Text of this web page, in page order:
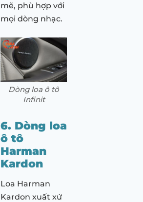
mẽ, phù hợp với
mọi dòng nhạc.
Dòng loa ô tô
Infinit
6. Dòng loa
ô tô
Harman
Kardon
Loa Harman
Kardon xuất xứ